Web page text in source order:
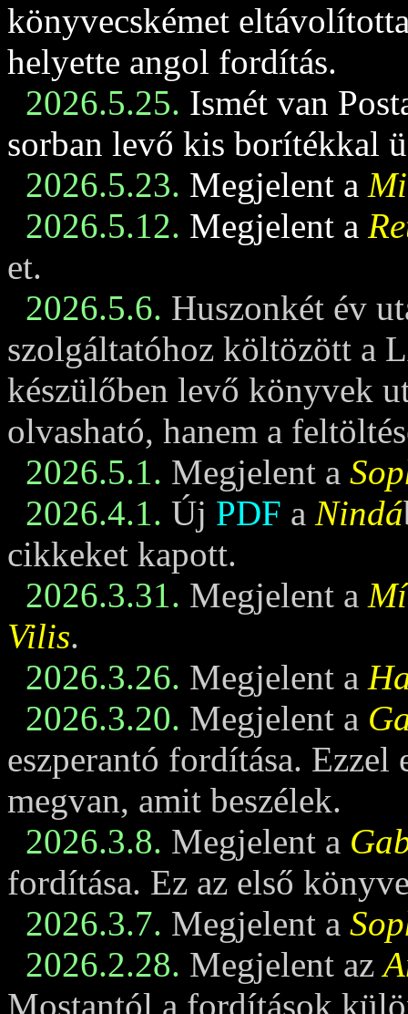
könyvecskémet
helyette angol fordítás.
2026.5.25. Ismét van
sorban levő kis borítékkal
2026.5.23. Megjelent a
2026.5.12. Megjelent a
et.
2026.5.6. Huszonkét év
szolgáltatóhoz költözött a
készülőben levő könyvek
olvasható, hanem a
2026.5.1. Megjelent a
2026.4.1. Új PDF a Nindá
cikkeket kapott.
2026.3.31. Megjelent a
Vilis.
2026.3.26. Megjelent a
2026.3.20. Megjelent a
eszperantó fordítása. Ezzel
megvan, amit beszélek.
2026.3.8. Megjelent a
fordítása. Ez az első
2026.3.7. Megjelent a
2026.2.28. Megjelent az
Mostantól a fordítások